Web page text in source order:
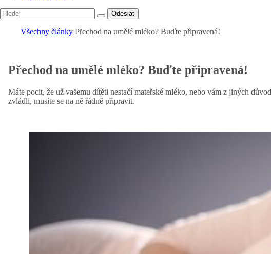
Odeslat
Všechny články Přechod na umělé mléko? Buďte připravená!
Přechod na umělé mléko? Buďte připravená!
Máte pocit, že už vašemu dítěti nestačí mateřské mléko, nebo vám z jiných
zvládli, musíte se na ně řádně připravit.